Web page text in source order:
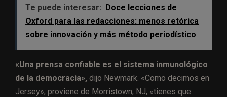
Te puede interesar: Doce lecciones de
Oxford para las redacciones: menos retórica
sobre innovación y más método periodístico
«Una prensa confiable es el sistema inmunológico
de la democracia», dijo Newmark. «Como decimos en
Jersey», proviene de Morristown, NJ, «tienes que